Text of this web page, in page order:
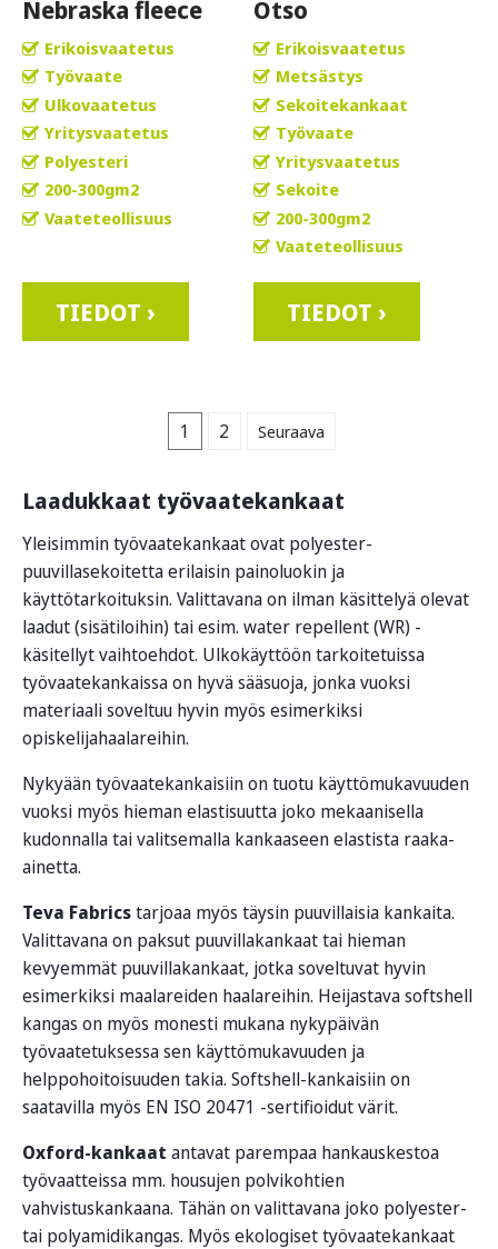
Nebraska fleece
Erikoisvaatetus
Työvaate
Ulkovaatetus
Yritysvaatetus
Polyesteri
200-300gm2
Vaateteollisuus
TIEDOT ›
Otso
Erikoisvaatetus
Metsästys
Sekoitekankaat
Työvaate
Yritysvaatetus
Sekoite
200-300gm2
Vaateteollisuus
TIEDOT ›
1 2 Seuraava
Laadukkaat työvaatekankaat
Yleisimmin työvaatekankaat ovat polyester-
puuvillasekoitetta erilaisin painoluokin ja
käyttötarkoituksin. Valittavana on ilman käsittelyä olevat
laadut (sisätiloihin) tai esim. water repellent (WR) -
käsitellyt vaihtoehdot. Ulkokäyttöön tarkoitetuissa
työvaatekankaissa on hyvä sääsuoja, jonka vuoksi
materiaali soveltuu hyvin myös esimerkiksi
opiskelijahaalareihin.
Nykyään työvaatekankaisiin on tuotu käyttömukavuuden
vuoksi myös hieman elastisuutta joko mekaanisella
kudonnalla tai valitsemalla kankaaseen elastista raaka-
ainetta.
Teva Fabricstarjoaa myös täysin puuvillaisia kankaita.
Valittavana on paksut puuvillakankaat tai hieman
kevyemmät puuvillakankaat, jotka soveltuvat hyvin
esimerkiksi maalareiden haalareihin. Heijastava softshell
kangas on myös monesti mukana nykypäivän
työvaatetuksessa sen käyttömukavuuden ja
helppohoitoisuuden takia. Softshell-kankaisiin on
saatavilla myös EN ISO 20471 -sertifioidut värit.
Oxford-kankaat antavat parempaa hankauskestoa
työvaatteissa mm. housujen polvikohtien
vahvistuskankaana. Tähän on valittavana joko polyester-
tai polyamidikangas. Myös ekologiset työvaatekankaat